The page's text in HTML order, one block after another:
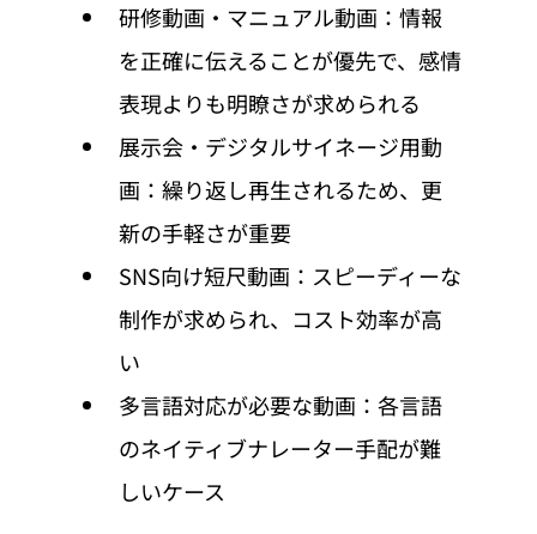
研修動画・マニュアル動画：情報
を正確に伝えることが優先で、感情
表現よりも明瞭さが求められる
展示会・デジタルサイネージ用動
画：繰り返し再生されるため、更
新の手軽さが重要
SNS向け短尺動画：スピーディーな
制作が求められ、コスト効率が高
い
多言語対応が必要な動画：各言語
のネイティブナレーター手配が難
しいケース